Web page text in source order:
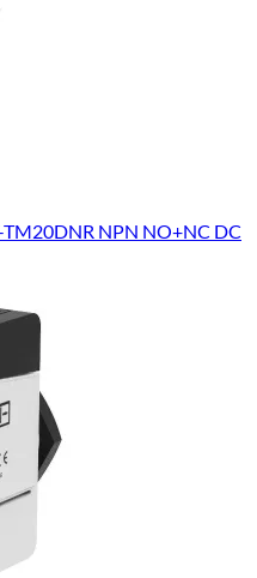
TM20DNR NPN NO+NC DC